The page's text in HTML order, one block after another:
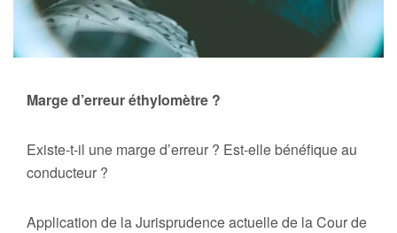
Marge d’erreur éthylomètre ?
Existe-t-il une marge d’erreur ? Est-elle bénéfique au
conducteur ?
Application de la Jurisprudence actuelle de la Cour de